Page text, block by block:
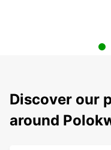
Discover our
around